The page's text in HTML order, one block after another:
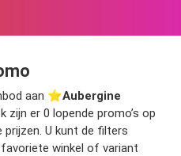
aan ⭐️Aubergine
zijn er 0 lopende promo’s op
prijzen. U kunt de filters
winkel of variant